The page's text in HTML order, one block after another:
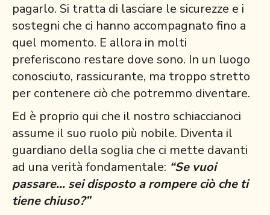
pagarlo. Si tratta di lasciare le sicurezze e i
sostegni che ci hanno accompagnato fino a
quel momento. E allora in molti
preferiscono restare dove sono. In un luogo
conosciuto, rassicurante, ma troppo stretto
per contenere ciò che potremmo diventare.
Ed è proprio qui che il nostro schiaccianoci
assume il suo ruolo più nobile. Diventa il
guardiano della soglia che ci mette davanti
ad una verità fondamentale: “Se vuoi
passare… sei disposto a rompere ciò che ti
tiene chiuso?”